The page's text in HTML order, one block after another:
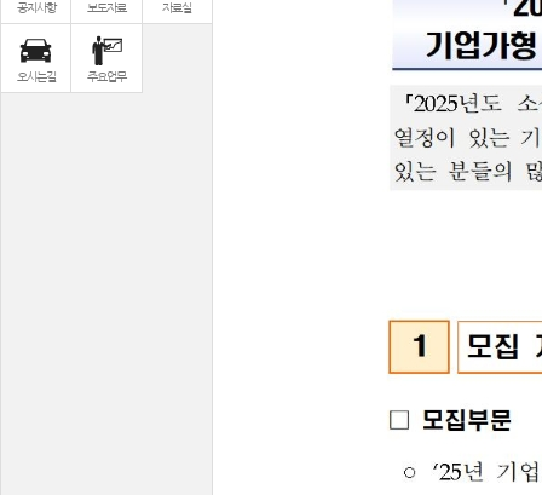
공지사항 보도자료 자료실
오시는길 주요업무